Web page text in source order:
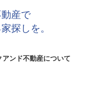
産で
探しを。
アンド不動産について